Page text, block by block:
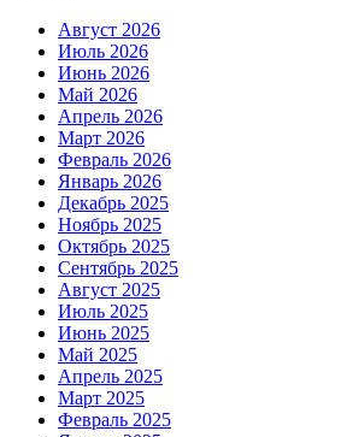
Август 2026
Июль 2026
Июнь 2026
Май 2026
Апрель 2026
Март 2026
Февраль 2026
Январь 2026
Декабрь 2025
Ноябрь 2025
Октябрь 2025
Сентябрь 2025
Август 2025
Июль 2025
Июнь 2025
Май 2025
Апрель 2025
Март 2025
Февраль 2025